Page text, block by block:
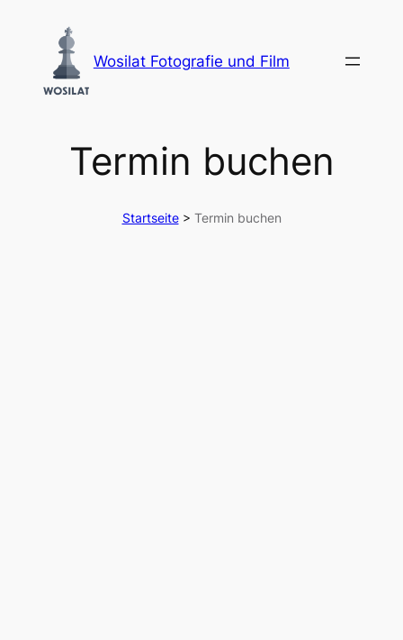
springen
Wosilat Fotografie und Film
Termin buchen
Startseite> Termin buchen